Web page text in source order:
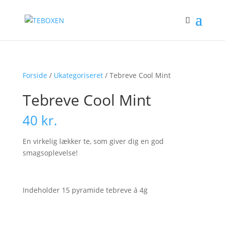
Forside / Ukategoriseret/ Tebreve Cool Mint
Tebreve Cool Mint
40 kr.
En virkelig lækker te, som giver dig en god
smagsoplevelse!
Indeholder 15 pyramide tebreve á 4g